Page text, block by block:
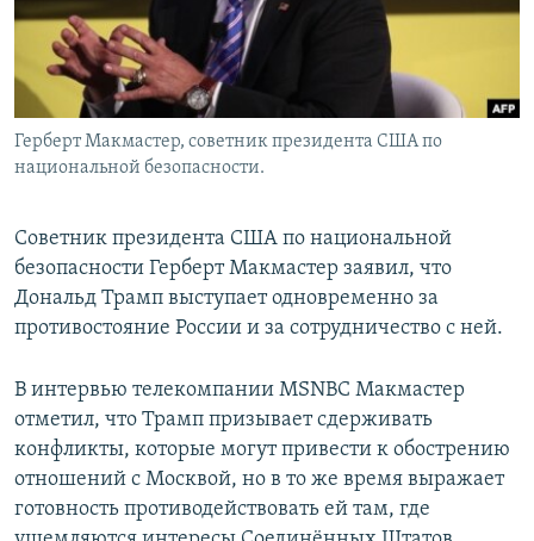
Герберт Макмастер, советник президента США по
национальной безопасности.
Советник президента США по национальной
безопасности Герберт Макмастер заявил, что
Дональд Трамп выступает одновременно за
противостояние России и за сотрудничество с ней.
В интервью телекомпании MSNBC Макмастер
отметил, что Трамп призывает сдерживать
конфликты, которые могут привести к обострению
отношений с Москвой, но в то же время выражает
готовность противодействовать ей там, где